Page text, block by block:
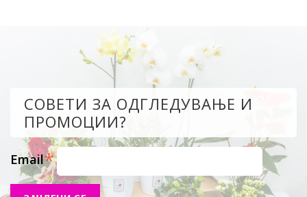
СОВЕТИ ЗА ОДГЛЕДУВАЊЕ И
ПРОМОЦИИ?
Email*